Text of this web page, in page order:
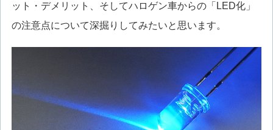
ット・デメリット、そしてハロゲン車からの「LED化」
の注意点について深掘りしてみたいと思います。